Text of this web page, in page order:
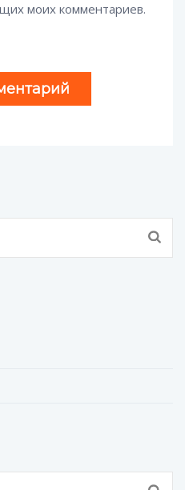
моих комментариев.